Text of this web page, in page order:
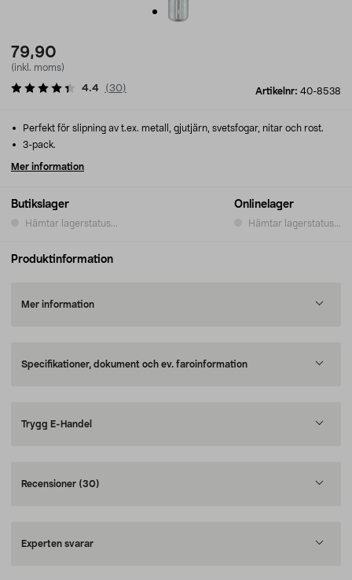
79,90
(inkl. moms)
Artikelnr: 40-8538
4.4 (30)
Butikslager
Hämtar lagerstatus...
Onlinelager
Hämtar lagerstatus...
Perfekt för slipning av t.ex. metall, gjutjärn, svetsfogar, nitar och rost.
3-pack.
Mer information
Produktinformation
Mer information
Specifikationer, dokument och ev. faroinformation
Trygg E-Handel
Recensioner (30)
Experten svarar